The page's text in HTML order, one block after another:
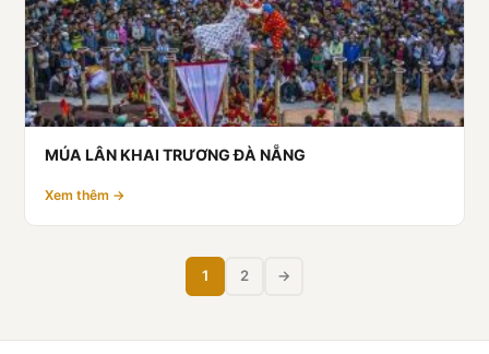
MÚA LÂN KHAI TRƯƠNG ĐÀ NẴNG
Xem thêm →
1 2 →